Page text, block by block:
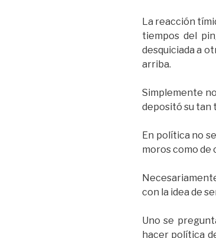
La reacción
tiempos del
desquiciada a
arriba.
Simplemente
depositó su tan
En política no
moros como de
con la idea de
Uno se
hacer política